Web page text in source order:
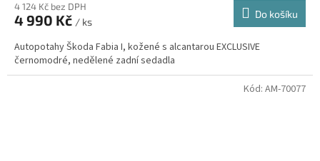
4 124 Kč bez DPH
4 990 Kč / ks
Do košíku
Autopotahy Škoda Fabia I, kožené s alcantarou EXCLUSIVE
černomodré, nedělené zadní sedadla
Kód: AM-70077